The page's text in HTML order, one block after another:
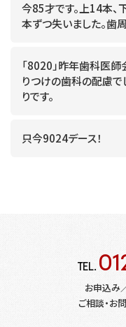
今85才です。上14本、
本ずつ失いました。歯
「8020」昨年歯科医
りつけの歯科の配慮で
りです。
只今9024デース！
TEL.
お申込み
ご相談・お